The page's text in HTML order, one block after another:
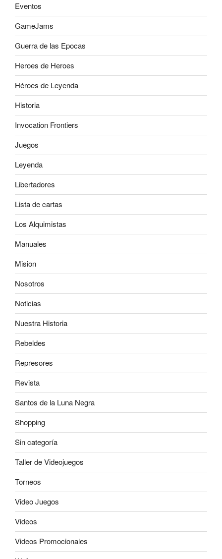
Eventos
GameJams
Guerra de las Epocas
Heroes de Heroes
Héroes de Leyenda
Historia
Invocation Frontiers
Juegos
Leyenda
Libertadores
Lista de cartas
Los Alquimistas
Manuales
Mision
Nosotros
Noticias
Nuestra Historia
Rebeldes
Represores
Revista
Santos de la Luna Negra
Shopping
Sin categoría
Taller de Videojuegos
Torneos
Video Juegos
Videos
Videos Promocionales